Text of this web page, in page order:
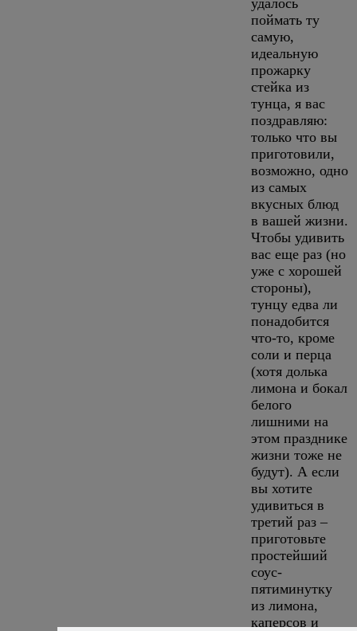
поймать ту
самую,
идеальную
прожарку
стейка из
тунца, я вас
поздравляю:
только что вы
приготовили,
возможно, одно
из самых
вкусных блюд
в вашей жизни.
Чтобы удивить
вас еще раз (но
уже с хорошей
стороны),
тунцу едва ли
понадобится
что-то, кроме
соли и перца
(хотя долька
лимона и бокал
белого
лишними на
этом празднике
жизни тоже не
будут). А если
вы хотите
удивиться в
третий раз –
приготовьте
простейший
соус-
пятиминутку
из лимона,
каперсов и